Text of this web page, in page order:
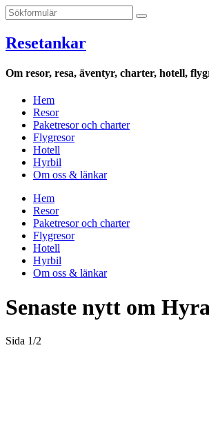
Resetankar
Om resor, resa, äventyr, charter, hotell,
Hem
Resor
Paketresor och charter
Flygresor
Hotell
Hyrbil
Om oss & länkar
Hem
Resor
Paketresor och charter
Flygresor
Hotell
Hyrbil
Om oss & länkar
Senaste nytt om
Sida 1/2